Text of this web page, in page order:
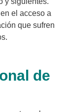
el acceso a
que sufren
de